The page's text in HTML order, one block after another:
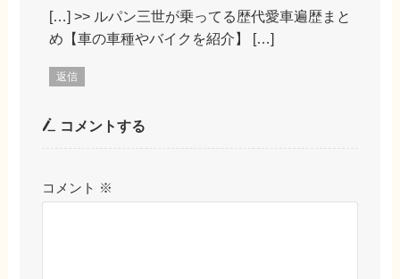
[…] >> ルパン三世が乗ってる歴代愛車遍歴まと
め【車の車種やバイクを紹介】 […]
返信
コメントする
コメント ※